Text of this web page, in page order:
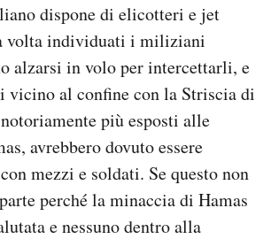
dispone di elicotteri e jet
volta individuati i miliziani
alzarsi in volo per intercettarli, e
vicino al confine con la Striscia di
più esposti alle
avrebbero dovuto essere
mezzi e soldati. Se questo non
perché la minaccia di Hamas
e nessuno dentro alla